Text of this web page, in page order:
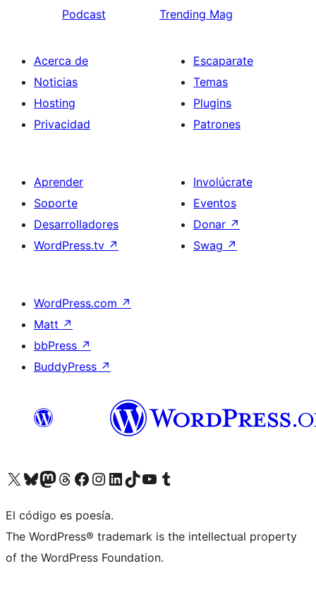
Podcast
Trending Mag
Acerca de
Noticias
Hosting
Privacidad
Escaparate
Temas
Plugins
Patrones
Aprender
Soporte
Desarrolladores
WordPress.tv ↗
Involúcrate
Eventos
Donar ↗
Swag ↗
WordPress.com ↗
Matt ↗
bbPress ↗
BuddyPress ↗
Visita nuestra cuenta de X (anteriormente Twitter)
Visita nuestra cuenta de Bluesky
Visita nuestra cuenta de Mastodon
Visita nuestra cuenta de Threads
Visita nuestra página de Facebook
Visita nuestra cuenta de Instagram
Visita nuestra cuenta de LinkedIn
Visita nuestra cuenta de TikTok
Visita nuestro canal de YouTube
Visita nuestra cuenta de Tumblr
El código es poesía.
The WordPress® trademark is the intellectual property
of the WordPress Foundation.